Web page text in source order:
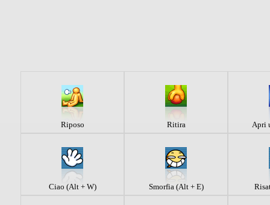
Riposo Ritira Apri
Ciao (Alt + W) Smorfia (Alt + E)